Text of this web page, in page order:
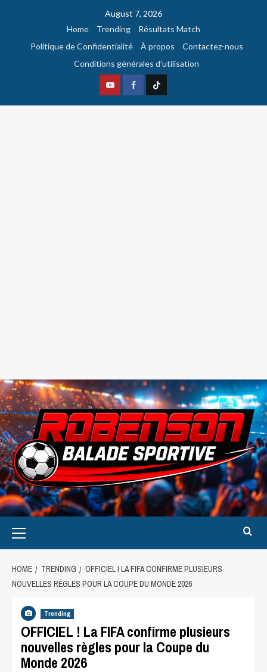
August 7, 2026
Home
Trending
Résultats Match
Politique de Confidentialité
À propos
Contactez-nous
Conditions générales d’utilisation
HOME TRENDING
OFFICIEL ! LA FIFA CONFIRME PLUSIEURS
NOUVELLES RÈGLES POUR LA COUPE DU MONDE 2026
Trending
OFFICIEL ! La FIFA confirme plusieurs
nouvelles règles pour la Coupe du
Monde 2026